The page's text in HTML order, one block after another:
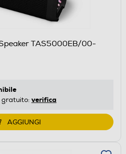
TAS5000EB/00-
gratuito: verifica
AGGIUNGI